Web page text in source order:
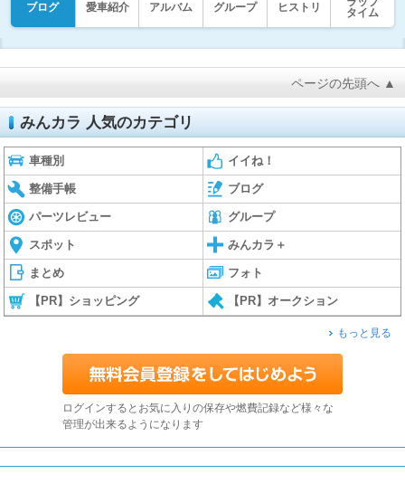
ブログ 愛車紹介 アルバム グループ ヒストリ
タイム
ページの先頭へ ▲
みんカラ 人気のカテゴリ
車種別 イイね！
整備手帳 ブログ
パーツレビュー グループ
スポット みんカラ＋
まとめ フォト
【PR】ショッピング 【PR】オークション
もっと見る
ログインするとお気に入りの保存や燃費記録など様々な
管理が出来るようになります